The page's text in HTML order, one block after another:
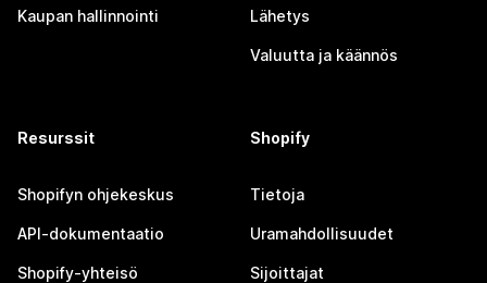
Kaupan hallinnointi Lähetys
Valuutta ja käännös
Resurssit
Shopifyn ohjekeskus
API-dokumentaatio
Shopify-yhteisö
Shopify
Tietoja
Uramahdollisuudet
Sijoittajat